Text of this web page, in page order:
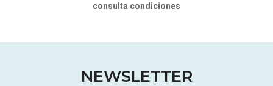
consulta condiciones
NEWSLETTER